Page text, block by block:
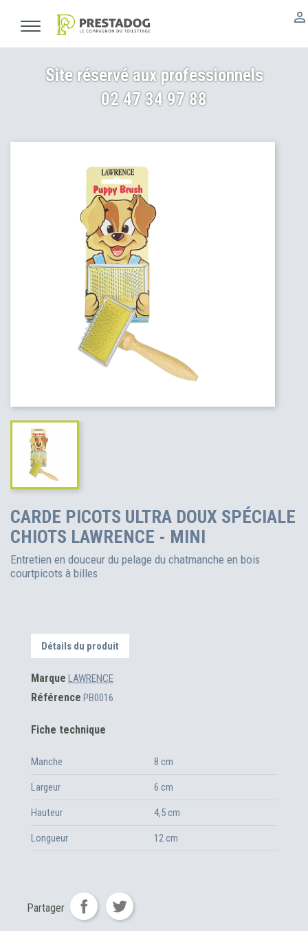

Site réservé aux professionnels
02 47 34 97 88
CARDE PICOTS ULTRA DOUX SPÉCIALE
CHIOTS LAWRENCE - MINI
Entretien en douceur du pelage du chatmanche en bois
courtpicots à billes
Détails du produit
Marque LAWRENCE
Référence PB0016
Fiche technique
Manche 8 cm
Largeur 6 cm
Hauteur 4,5 cm
Longueur 12 cm
Partager